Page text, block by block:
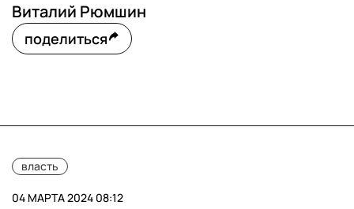
Виталий Рюмшин
поделиться
власть
04 МАРТА 2024 08:12